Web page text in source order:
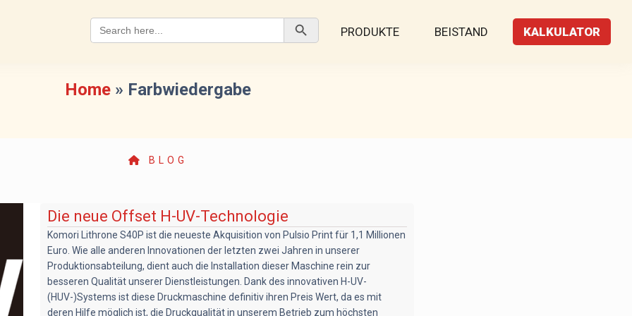
Search Button
PRODUKTE BEISTAND KALKULATOR
Home » Farbwiedergabe
BLOG
Die neue Offset H-UV-Technologie
Komori Lithrone S40P ist die neueste Akquisition von Pulsio Print für 1,1 Millionen
Euro. Wie alle anderen Innovationen der letzten zwei Jahren in unserer
Produktionsabteilung, dient auch die Installation dieser Maschine rein zur
besseren Qualität unserer Dienstleistungen. Dank des innovativen H-UV-
(HUV-)Systems ist diese Druckmaschine definitiv ihren Preis Wert, da es mit
deren Hilfe möglich ist, die Druckqualität in unserem Betrieb zum höchsten